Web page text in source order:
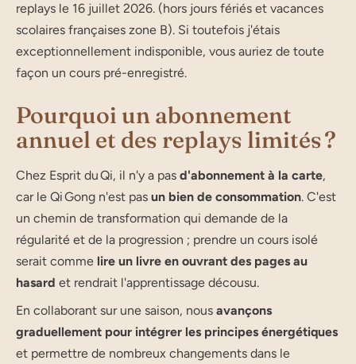
replays le 16 juillet 2026. (hors jours fériés et vacances
scolaires françaises zone B). Si toutefois j'étais
exceptionnellement indisponible, vous auriez de toute
façon un cours pré-enregistré.
Pourquoi un abonnement
annuel et des replays limités ?
Chez Esprit du Qi, il n'y a pas d'abonnement à la carte,
car le Qi Gong n'est pas un bien de consommation. C'est
un chemin de transformation qui demande de la
régularité et de la progression ; prendre un cours isolé
serait comme lire un livre en ouvrant des pages au
hasard et rendrait l'apprentissage décousu.
En collaborant sur une saison, nous avançons
graduellement pour intégrer les principes énergétiques
et permettre de nombreux changements dans le